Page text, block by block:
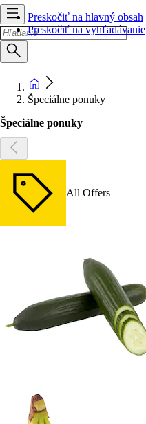
Preskočiť na hlavný obsah
Preskočiť na vyhľadávanie
Špeciálne ponuky
Špeciálne ponuky
All Offers